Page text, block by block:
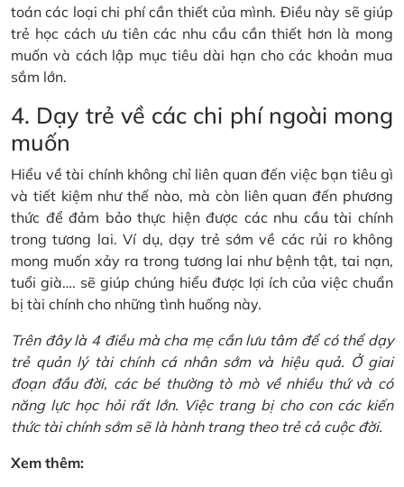
toán các loại chi phí cần thiết của mình. Điều này sẽ giúp
trẻ học cách ưu tiên các nhu cầu cần thiết hơn là mong
muốn và cách lập mục tiêu dài hạn cho các khoản mua
sắm lớn.
4. Dạy trẻ về các chi phí ngoài mong
muốn
Hiểu về tài chính không chỉ liên quan đến việc bạn tiêu gì
và tiết kiệm như thế nào, mà còn liên quan đến phương
thức để đảm bảo thực hiện được các nhu cầu tài chính
trong tương lai. Ví dụ, dạy trẻ sớm về các rủi ro không
mong muốn xảy ra trong tương lai như bệnh tật, tai nạn,
tuổi già…. sẽ giúp chúng hiểu được lợi ích của việc chuẩn
bị tài chính cho những tình huống này.
Trên đây là 4 điều mà cha mẹ cần lưu tâm để có thể dạy
trẻ quản lý tài chính cá nhân sớm và hiệu quả. Ở giai
đoạn đầu đời, các bé thường tò mò về nhiều thứ và có
năng lực học hỏi rất lớn. Việc trang bị cho con các kiến
thức tài chính sớm sẽ là hành trang theo trẻ cả cuộc đời.
Xem thêm: